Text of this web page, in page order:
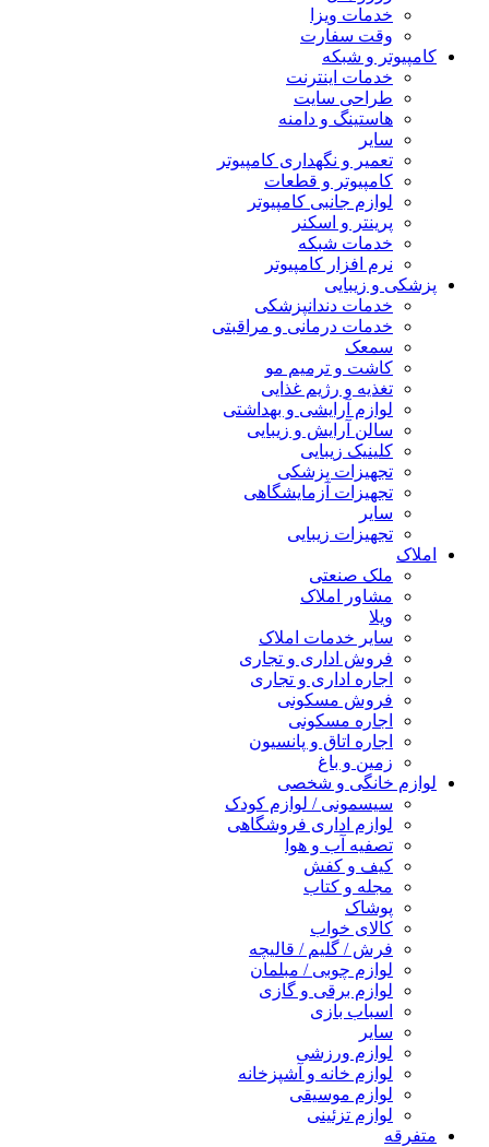
خدمات ویزا
وقت سفارت
کامپیوتر و شبکه
خدمات اینترنت
طراحی سایت
هاستینگ و دامنه
سایر
تعمیر و نگهداری کامپیوتر
کامپیوتر و قطعات
لوازم جانبی کامپیوتر
پرینتر و اسکنر
خدمات شبکه
نرم افزار کامپیوتر
پزشکی و زیبایی
خدمات دندانپزشکی
خدمات درمانی و مراقبتی
سمعک
کاشت و ترمیم مو
تغذیه و رژیم غذایی
لوازم آرایشی و بهداشتی
سالن آرایش و زیبایی
کلینیک زیبایی
تجهیزات پزشکی
تجهیزات آزمایشگاهی
سایر
تجهیزات زیبایی
املاک
ملک صنعتی
مشاور املاک
ویلا
سایر خدمات املاک
فروش اداری و تجاری
اجاره اداری و تجاری
فروش مسکونی
اجاره مسکونی
اجاره اتاق و پانسیون
زمین و باغ
لوازم خانگی و شخصی
سیسمونی / لوازم کودک
لوازم اداری فروشگاهی
تصفیه آب و هوا
کیف و کفش
مجله و کتاب
پوشاک
کالای خواب
فرش / گلیم / قالیچه
لوازم چوبی / مبلمان
لوازم برقی و گازی
اسباب بازی
سایر
لوازم ورزشی
لوازم خانه و آشپزخانه
لوازم موسیقی
لوازم تزئینی
متفرقه